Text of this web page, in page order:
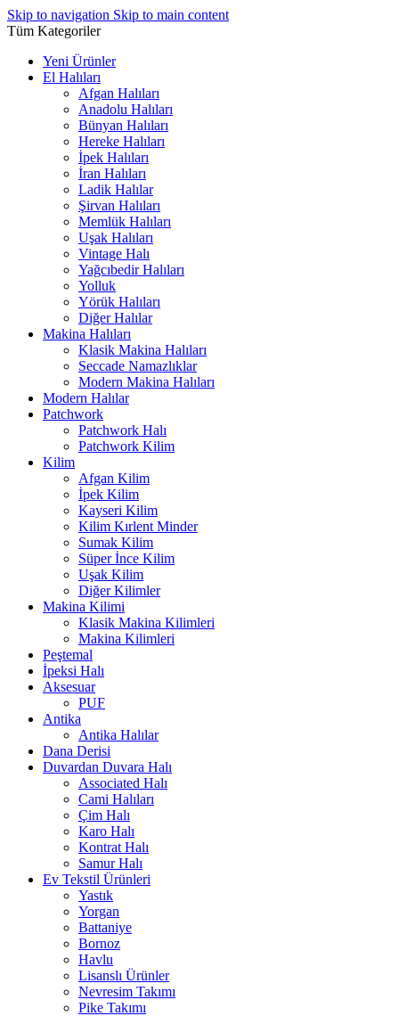
Skip to navigation Skip to main content
Tüm Kategoriler
Yeni Ürünler
El Halıları
Afgan Halıları
Anadolu Halıları
Bünyan Halıları
Hereke Halıları
İpek Halıları
İran Halıları
Ladik Halılar
Şirvan Halıları
Memlük Halıları
Uşak Halıları
Vintage Halı
Yağcıbedir Halıları
Yolluk
Yörük Halıları
Diğer Halılar
Makina Halıları
Klasik Makina Halıları
Seccade Namazlıklar
Modern Makina Halıları
Modern Halılar
Patchwork
Patchwork Halı
Patchwork Kilim
Kilim
Afgan Kilim
İpek Kilim
Kayseri Kilim
Kilim Kırlent Minder
Sumak Kilim
Süper İnce Kilim
Uşak Kilim
Diğer Kilimler
Makina Kilimi
Klasik Makina Kilimleri
Makina Kilimleri
Peştemal
İpeksi Halı
Aksesuar
PUF
Antika
Antika Halılar
Dana Derisi
Duvardan Duvara Halı
Associated Halı
Cami Halıları
Çim Halı
Karo Halı
Kontrat Halı
Samur Halı
Ev Tekstil Ürünleri
Yastık
Yorgan
Battaniye
Bornoz
Havlu
Lisanslı Ürünler
Nevresim Takımı
Pike Takımı